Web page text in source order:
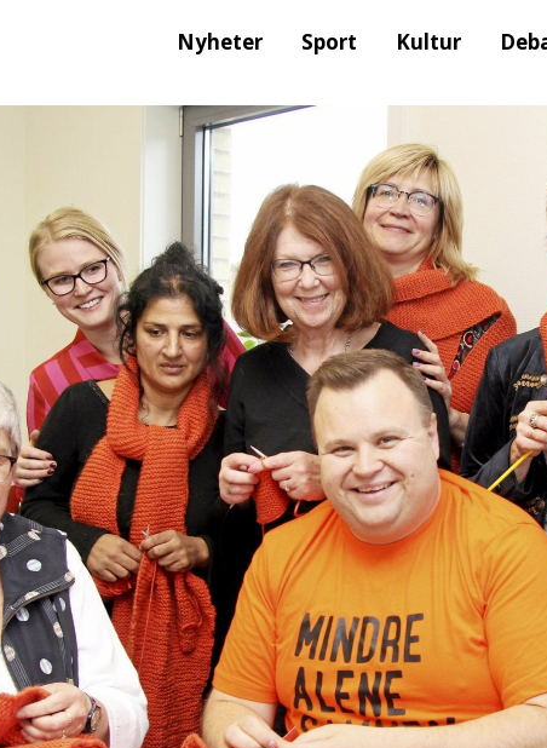
Nyheter Sport Kultur